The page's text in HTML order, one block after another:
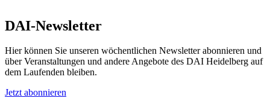
DAI-Newsletter
Hier können Sie unseren wöchentlichen Newsletter abonnieren und
über Veranstaltungen und andere Angebote des DAI Heidelberg auf
dem Laufenden bleiben.
Jetzt abonnieren